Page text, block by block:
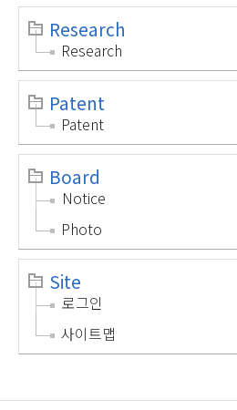
Research
Research
Patent
Patent
Board
Notice
Photo
Site
로그인
사이트맵